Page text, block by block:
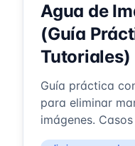
Agua de
(Guía
Tutoriales)
Guía práctica
para eliminar
imágenes.
comunes y